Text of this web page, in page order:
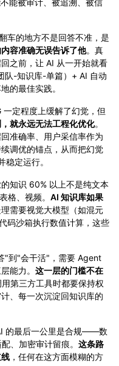
能被审计、被追溯、被信
车的地方不是回答不准，是
容准确无误告诉了他。真
之前，让 AI 从一开始就看
队-知识库-单篇）+ AI 自动
的最佳实践。
一定程度上缓解了幻觉，但
就永远无法工程化优化。
准确率、用户采信率作为
调优的锚点，从而把幻觉
定运行。
的知识 60% 以上不是纯文本
、视频。 AI 知识库如果
需要视觉大模型（如混元
码沙箱执行数值计算，这些
"到"会干活"，需要 Agent
能力。 这一层的门槛不在
第三方工具时都要保持权
、每一次沉淀回知识库的
的最后一公里是合规——数
、加密审计留痕。 这条路
，任何在这方面模糊的方